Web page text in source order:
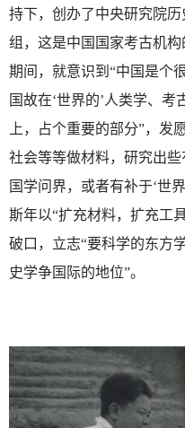
持下，创办了中央研究院
组，这是中国国家考古机
期间，就意识到“中国是个
国故在‘世界的’人类学、
上，占个重要的部分”，发
社会等等做材料，研究出
国学问界，或者有补于‘世
斯年以“扩充材料，扩充工
破口，立志“要科学的东方
史学争国际的地位”。